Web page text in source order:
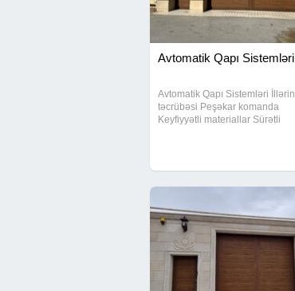
Avtomatik Qapı Sistemləri
Avtomatik Qapı Sistemləri İllərin
təcrübəsi Peşəkar komanda
Keyfiyyətli materiallar Sürətli